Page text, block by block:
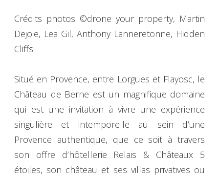
Crédits photos ©drone your property, Martin
Dejoie, Lea Gil, Anthony Lanneretonne, Hidden
Cliffs
Situé en Provence, entre Lorgues et Flayosc, le
Château de Berne est un magnifique domaine
qui est une invitation à vivre une expérience
singulière et intemporelle au sein d’une
Provence authentique, que ce soit à travers
son offre d’hôtellerie Relais & Châteaux 5
étoiles, son château et ses villas privatives ou